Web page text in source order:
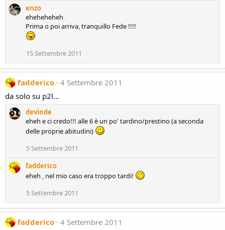
enzo
eheheheheh
Prima o poi arriva, tranquillo Fede !!!!
15 Settembre 2011
fadderico 4 Settembre 2011
da solo su p2l...
devinde
eheh e ci credo!!! alle 6 è un po' tardino/prestino (a seconda
delle proprie abitudini)
5 Settembre 2011
fadderico
eheh , nel mio caso era troppo tardi!
5 Settembre 2011
fadderico 4 Settembre 2011